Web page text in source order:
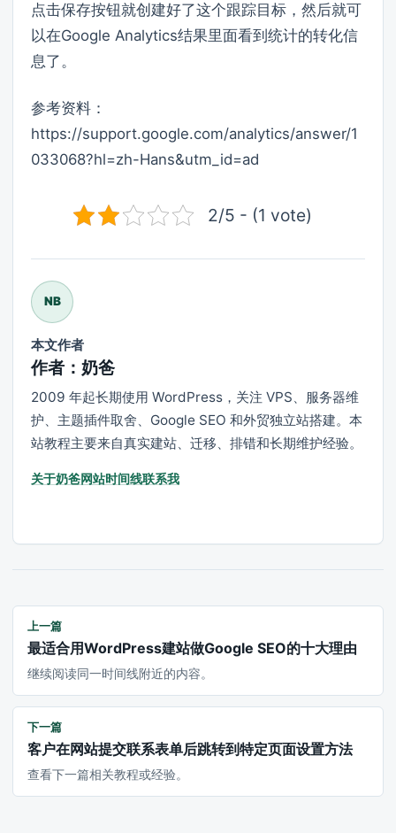
点击保存按钮就创建好了这个跟踪目标，然后就可
以在Google Analytics结果里面看到统计的转化信
息了。
参考资料：
https://support.google.com/analytics/answer/1
033068?hl=zh-Hans&utm_id=ad
2/5 - (1 vote)
NB
本文作者
作者：奶爸
2009 年起长期使用 WordPress，关注 VPS、服务器维
护、主题插件取舍、Google SEO 和外贸独立站搭建。本
站教程主要来自真实建站、迁移、排错和长期维护经验。
关于奶爸网站时间线联系我
上一篇
最适合用WordPress建站做Google SEO的十大理由
继续阅读同一时间线附近的内容。
下一篇
客户在网站提交联系表单后跳转到特定页面设置方法
查看下一篇相关教程或经验。